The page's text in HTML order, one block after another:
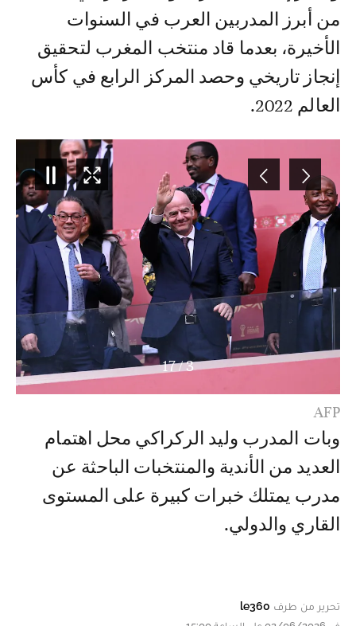
من أبرز المدربين العرب في السنوات
الأخيرة، بعدما قاد منتخب المغرب لتحقيق
إنجاز تاريخي وحصد المركز الرابع في كأس
العالم 2022.
4
/
17
AFP
وبات المدرب وليد الركراكي محل اهتمام
العديد من الأندية والمنتخبات الباحثة عن
مدرب يمتلك خبرات كبيرة على المستوى
القاري والدولي.
تحرير من طرف le360